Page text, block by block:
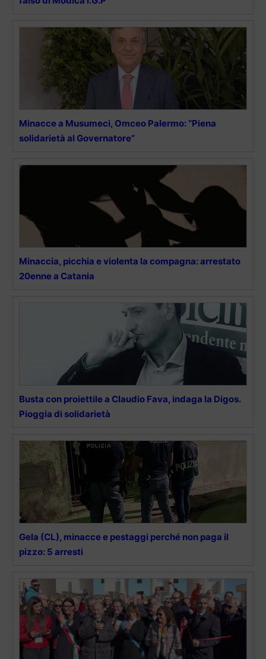
Minacce a Musumeci, Omceo Palermo: “Piena
solidarietà al Governatore”
Minaccia, picchia e violenta la compagna: arrestato
20enne a Catania
Busta con proiettile a Claudio Fava, indaga la Digos.
Pioggia di solidarietà
Gela (CL), minacce e pestaggi perché non paga il
pizzo: 5 arresti